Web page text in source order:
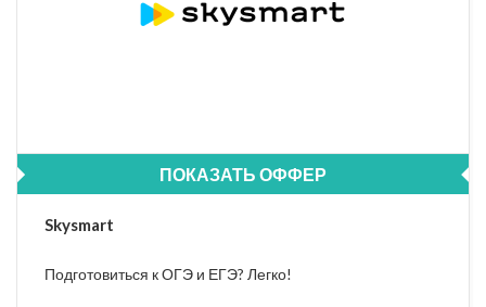
ПОКАЗАТЬ ОФФЕР
Skysmart
Подготовиться к ОГЭ и ЕГЭ? Легко!